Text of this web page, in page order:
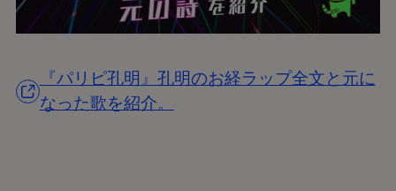
『パリピ孔明』孔明のお経ラップ全文と元に
なった歌を紹介。